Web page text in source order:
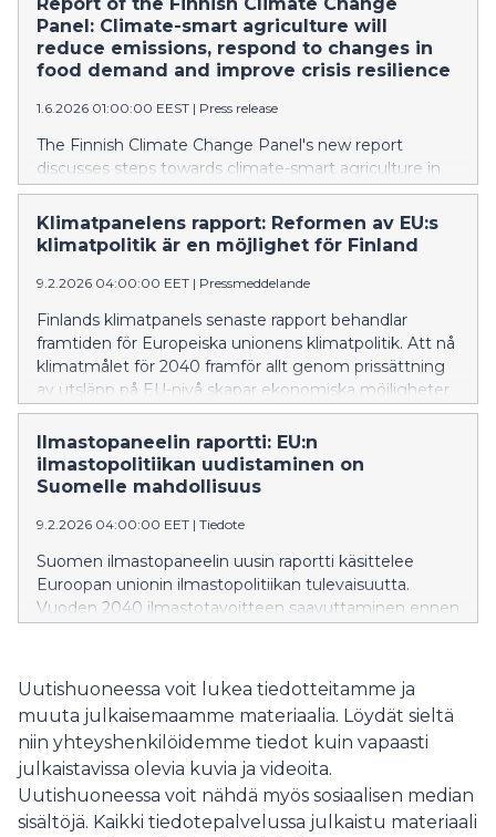
huomioivat omavaraisuuden, huoltovarmuuden ja
ilmastonmuutokseen sopeutumisen.
Panel: Climate-smart agriculture will
reduce emissions, respond to changes in
food demand and improve crisis resilience
1.6.2026 01:00:00 EEST | Press release
The Finnish Climate Change Panel's new report
discusses steps towards climate-smart agriculture in
Finland. Several effective ways of reducing emissions
from food production can be identified that address
self-sufficiency, security of supply and climate change
adaptation.
Klimatpanelens rapport: Reformen av EU:s
klimatpolitik är en möjlighet för Finland
9.2.2026 04:00:00 EET | Pressmeddelande
Finlands klimatpanels senaste rapport behandlar
framtiden för Europeiska unionens klimatpolitik. Att nå
klimatmålet för 2040 framför allt genom prissättning
av utsläpp på EU-nivå skapar ekonomiska möjligheter
för Finland. Utifrån rapportens resultat ger
Klimatpanelen beslutsfattarna rekommendationer för
utveckling av EU:s utsläppshandel.
Ilmastopaneelin raportti: EU:n
ilmastopolitiikan uudistaminen on
Suomelle mahdollisuus
9.2.2026 04:00:00 EET | Tiedote
Suomen ilmastopaneelin uusin raportti käsittelee
Euroopan unionin ilmastopolitiikan tulevaisuutta.
Vuoden 2040 ilmastotavoitteen saavuttaminen ennen
tulosten perusteella Ilmastopaneeli antaa päättäjille
suosituksia EU:n päästökaupan kehittämiseksi.
Uutishuoneessa voit lukea tiedotteitamme ja
muuta julkaisemaamme materiaalia. Löydät sieltä
niin yhteyshenkilöidemme tiedot kuin vapaasti
julkaistavissa olevia kuvia ja videoita.
Uutishuoneessa voit nähdä myös sosiaalisen median
sisältöjä. Kaikki tiedotepalvelussa julkaistu materiaali